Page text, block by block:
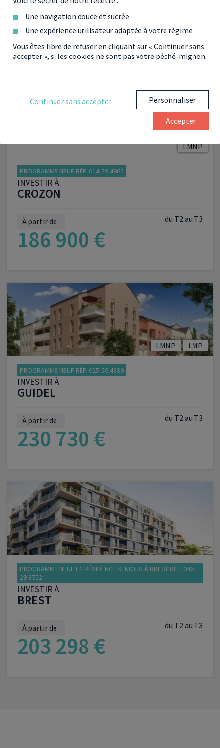
À partir de :
183 240 €
VOIR LE PROGRAMME
LMNP
PROGRAMME NEUF RÉF. 014-29-4962
INVESTIR À
CROZON
du T2 au T3
À partir de :
186 900 €
VOIR LE PROGRAMME
LMNP LMP
PROGRAMME NEUF RÉF. 025-56-4389
INVESTIR À
GUIDEL
du T2 au T3
À partir de :
230 730 €
VOIR LE PROGRAMME
PROGRAMME NEUF EN RÉSIDENCE SENIORS À BREST RÉF. 046-
29-3752
INVESTIR À
BREST
du T2 au T3
À partir de :
203 298 €
Une navigation douce et sucrée
Une expérience utilisateur adaptée à votre régime
Vous êtes libre de refuser en cliquant sur « Continuer sans
accepter », si les cookies ne sont pas votre péché-mignon.
Continuer sans accepter Personnaliser
Accepter